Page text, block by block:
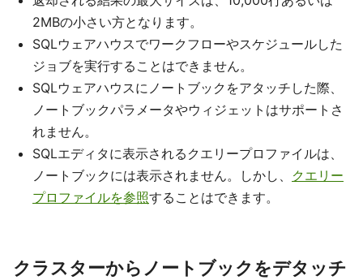
2MBの小さい方となります。
SQLウェアハウスでワークフローやスケジュールした
ジョブを実行することはできません。
SQLウェアハウスにノートブックをアタッチした際、
ノートブックパラメータやウィジェットはサポートさ
れません。
SQLエディタに表示されるクエリープロファイルは、
ノートブックには表示されません。しかし、 クエリー
プロファイルを参照することはできます。
クラスターからノートブックをデタッチ